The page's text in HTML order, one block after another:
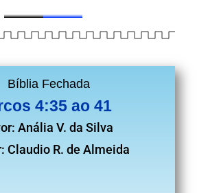
4:35 ao 41
Anália V. da Silva
Claudio R. de Almeida